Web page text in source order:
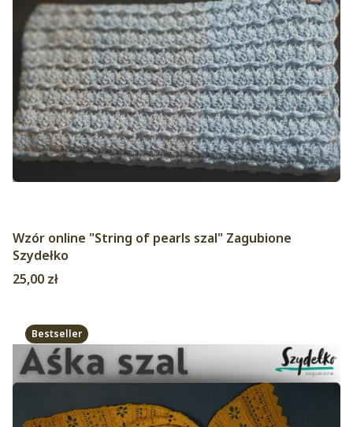
Wzór online "String of pearls szal" Zagubione
Szydełko
Cena
25,00 zł
Bestseller